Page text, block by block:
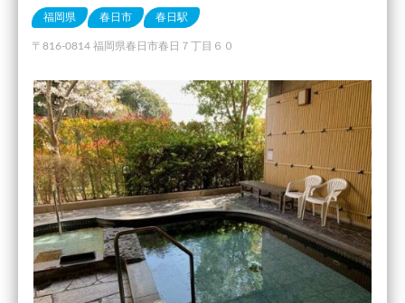
福岡県 春日市 春日駅
〒816-0814 福岡県春日市春日７丁目６０